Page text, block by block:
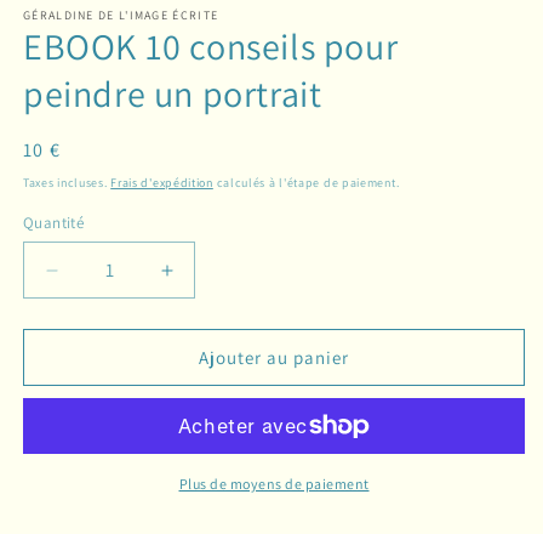
le
dans
fenêtre
modale
GÉRALDINE DE L'IMAGE ÉCRITE
EBOOK 10 conseils pour
peindre un portrait
Prix
habituel
10 €
Taxes incluses. Frais d'expédition calculés à l'étape de paiement.
Quantité
Réduire
la
quantité
EBOOK
pour
Augmenter
la
quantité
EBOOK
conseils
pour
peindre
Ajouter au panier
Plus de moyens de paiement